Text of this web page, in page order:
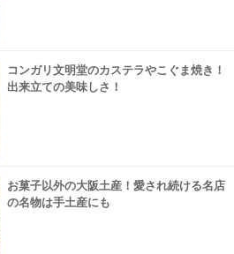
コンガリ文明堂のカステラやこぐま焼き！
出来立ての美味しさ！
お菓子以外の大阪土産！愛され続ける名店
の名物は手土産にも